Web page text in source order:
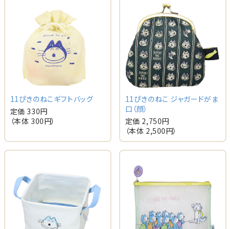
11ぴきのねこギフトバッグ
定価 330円
（本体 300円）
11ぴきのねこ ジャガードがま
口（顔）
定価 2,750円
（本体 2,500円）